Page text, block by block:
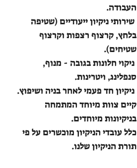
העבודה.
שירותי ניקיון ייעודיים (שטיפה
בלחץ, קרצוף רצפות וקרצוף
שטיחים).
ניקוי חלונות בגובה - מנוף,
סנפלינג, ויטרינות.
ניקיון חד פעמי לאחר בניה ושיפוץ.
קיים צוות מיוחד המתמחה
בניקיונות מיוחדים.
כלל עובדי הניקיון מוכשרים על פי
תורת הניקיון שלנו.